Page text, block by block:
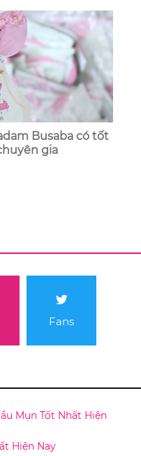
Busaba có tốt
gia
Fans
Mụn Tốt Nhất Hiện
Hiện Nay